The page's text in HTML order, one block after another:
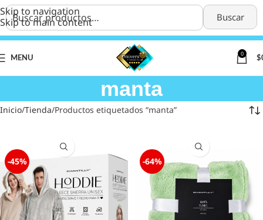
Buscar
Skip to navigation
Skip to main content
MENU
0
$
manta
Inicio Tienda Productos etiquetados “manta”
-45% -64%